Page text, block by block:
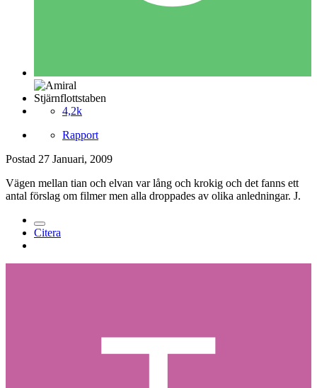
Stjärnflottstaben
4,2k
Rapport
Postad 27 Januari, 2009
Vägen mellan tian och elvan var lång och krokig och det fanns ett
antal förslag om filmer men alla droppades av olika anledningar. J.
Citera